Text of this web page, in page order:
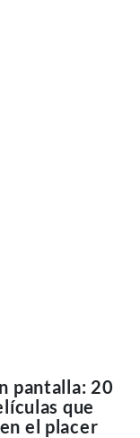
pantalla: 20
que
el placer